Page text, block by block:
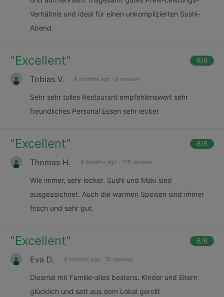
Verhältnis und ideal für einen unkomplizierten Sushi-
Abend.
"Excellent" 6/6
Tobias V. 9 months ago · 8 reviews
Sehr sehr tolles Restaurant empfehlenswert sehr
freundliches Personal Essen sehr lecker
"Excellent" 6/6
Thomas H. 9 months ago · 128 reviews
Wie immer, sehr lecker. Sushi und Maki sind
ausgezeichnet. Auch die warmen Speisen sind immer
frisch und sehr gut.
"Excellent" 6/6
Eva D. 9 months ago · 70 reviews
Diesmal mit Familie-alles bestens. Kinder und Eltern
glücklich und satt aus dem Lokal gerollt